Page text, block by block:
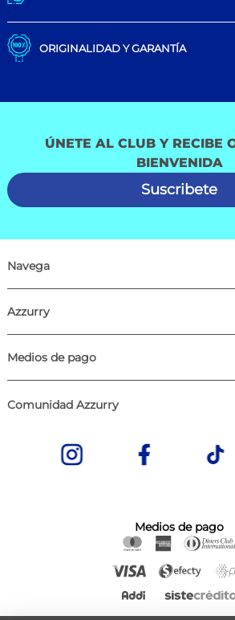
ORIGINALIDAD Y GARANTÍA
ÚNETE AL CLUB Y RECIBE
BIENVENIDA
Suscribete
Navega
Azzurry
Medios de pago
Comunidad Azzurry
Medios de pago